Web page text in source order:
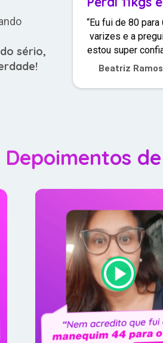
sério,
“Eu fui de 80
varizes e a
estou super
Beatriz Ramos
Depoimentos